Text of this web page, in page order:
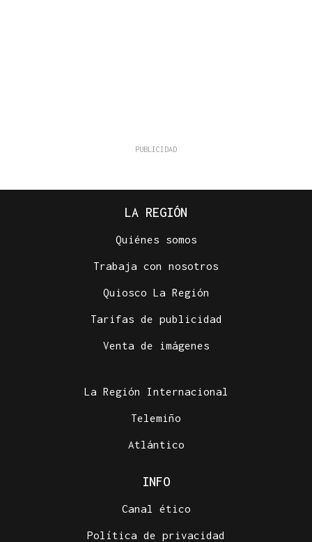
LA REGIÓN
Quiénes somos
Trabaja con nosotros
Quiosco La Región
Tarifas de publicidad
Venta de imágenes
La Región Internacional
Telemiño
Atlántico
INFO
Canal ético
Política de privacidad